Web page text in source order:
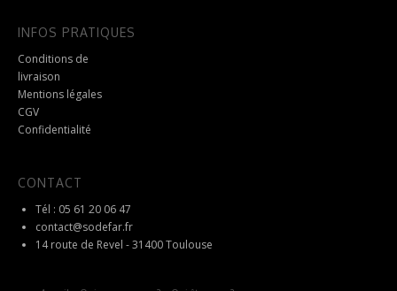
INFOS PRATIQUES
Conditions de
livraison
Mentions légales
CGV
Confidentialité
CONTACT
Tél : 05 61 20 06 47
contact@sodefar.fr
14 route de Revel - 31400 Toulouse